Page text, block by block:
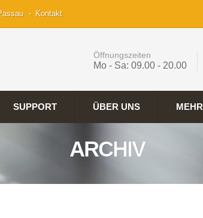
Kontakt
Öffnungszeiten
Mo - Sa: 09.00 - 20.00
SUPPORT ÜBER UNS MEHR
ARCHIV